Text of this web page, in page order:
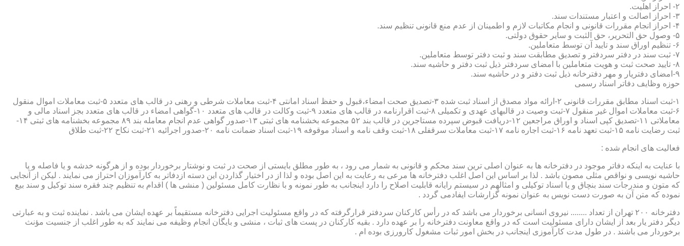
۲- احراز اهلیت.
۳- احراز اصالت و اعتبار مستندات سند.
۴- احراز انجام مقررات قانونی و انجام مکاتبات لازم و اطمینان از عدم منع قانونی تنظیم سند.
۵- وصول حق التحریر، حق الثبت و سایر حقوق دولتی.
۶- تنظیم اوراق سند و تایید آن توسط متعاملین.
۷- ثبت سند در دفتر سردفتر و تصدیق مطابقت سند و ثبت دفتر توسط متعاملین.
۸- تایید صحت ثبت و هویت متعاملین با امضای سردفتر ذیل ثبت دفتر و حاشیه سند.
۹-امضای دفتریار و مهر دفترخانه ذیل ثبت دفتر و در حاشیه سند.
حوزه وظایف دفاتر اسناد رسمی
۱-ثبت اسناد مطابق مقررات قانونی ۲-ارائه مواد مصدق از اسناد ثبت شده ۳-تصدیق صحت امضاء،قبول و حفظ اسناد امانتی ۴-ثبت معاملات شرطی و رهنی در قالب های متعدد ۵-ثبت معاملات اموال منقول
۶-ثبت معاملات اموال غیر منقول ۷-ثبت وصیت در قالبهای عهدی و تکمیلی ۸-ثبت اقرارنامه در قالب های متعدد ۹-ثبت وکالت در قالب های متعدد ۱۰-گواهی امضاء در قالب های متعدد بجز اسناد مالی و
معاملاتی ۱۱-تصدیق کپی اسناد و اوراق مراجعین ۱۲-دریافت قبوض سپرده مستاجرین در قالب بند ۵۲ مجموعه بخشنامه های ثبتی ۱۳-صدور گواهی عدم انجام معامله بند ۸۹ مجموعه بخشنامه های ثبتی ۱۴-
ثبت رضایت نامه ۱۵-ثبت تعهد نامه ۱۶-ثبت اجاره نامه ۱۷-ثبت معاملات سرقفلی ۱۸-ثبت وقف نامه و اسناد موقوفه ۱۹-ثبت اسناد ضمانت نامه ۲۰-صدور اجرائیه ۲۱-ثبت نکاح ۲۲-ثبت طلاق
فعالیت های انجام شده :
با عنایت به اینکه دفاتر موجود در دفترخانه ها به عنوان اصلی ترین سند محکم و قانونی به شمار می رود ، به طور مطلق بایستی از صحت در ثبت و نوشتار برخوردار بوده و از هرگونه خدشه و یا فاصله و یا
حاشیه نویسی و نواقص مثلی مصون باشد . لذا بر اساس این اصل اغلب دفترخانه ها مرعی به رعایت به این اصل بوده و لذا از در اختیار گذاردن این دسته ازدفاتر به کارآموزان احتراز می نمایند . لیکن از آنجایی
که متون و مندرجات سند بنچاق و یا اسناد توکیلی و امثالهم در سیستم رایانه قابلیت اصلاح را دارد اینجانب به طور نمونه و با نظارت کامل مسئولین ( منشی ها ) اقدام به تنظیم چند فقره سند توکیل و سند بیع
نموده که متن آن به صورت دست نویس به عنوان نمونه گزارشات ایفادمی گردد .
دفترخانه ۲۰۰ تهران از تعداد ........ نیروی انسانی برخوردار می باشد که در رأس کارکنان سردفتر قرارگرفته که در واقع مسئولیت اجرایی دفترخانه مستقیماً بر عهده ایشان می باشد . نماینده ثبت و به عبارتی
دیگر دفتر یار بعد از ایشان دارای مسئولیت است که در واقع معاونت دفترخانه را بر عهده دارد . بقیه کارکنان در پست های ثبات ، منشی و بایگان انجام وظیفه می نمایند که به طور اغلب از جنسیت مؤنث
برخوردار می باشند . در طول مدت کارآموزی اینجانب در بخش امور ثبات مشغول کارورزی بوده ام .